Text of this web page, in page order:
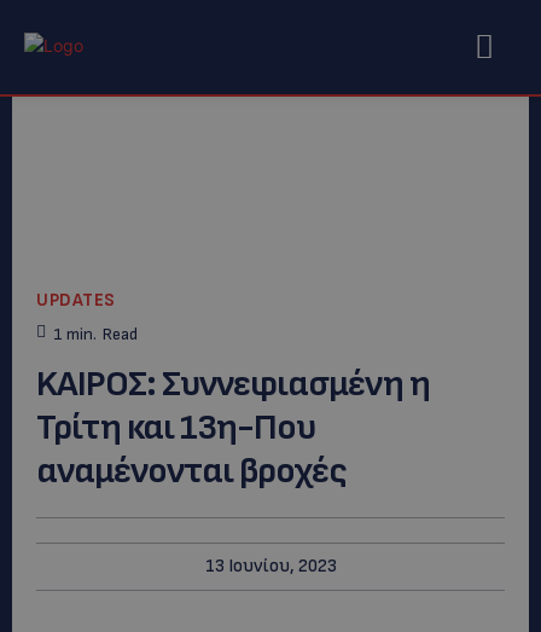
UPDATES
1 min. Read
KAΙΡΟΣ: Συννεφιασμένη η
Τρίτη και 13η-Που
αναμένονται βροχές
13 Ιουνίου, 2023